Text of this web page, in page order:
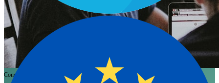
Company Nota del Founder AI Vendite